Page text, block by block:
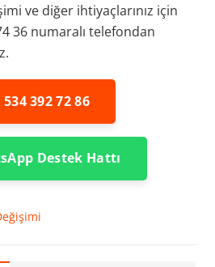
ve diğer ihtiyaçlarınız için
36 numaralı telefondan
534 392 72 86
Destek Hattı